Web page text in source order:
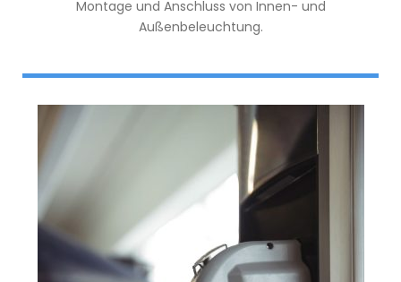
Montage und Anschluss von Innen- und
Außenbeleuchtung.